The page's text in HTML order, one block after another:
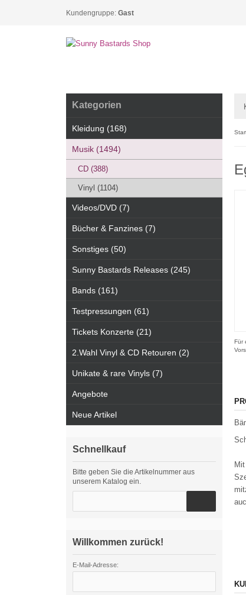
Kundengruppe: Gast
Für
Kategorien
Kleidung (168)
Musik (1494)
CD (388)
Vinyl (1104)
Videos/DVD (7)
Bücher & Fanzines (7)
Sonstiges (50)
Sunny Bastards Releases (245)
Bands (161)
Testpressungen (61)
Tickets Konzerte (21)
2.Wahl Vinyl & CD Retouren (2)
Unikate & rare Vinyls (7)
Angebote
Neue Artikel
Schnellkauf
Bitte geben Sie die Artikelnummer aus
unserem Katalog ein.
Willkommen zurück!
E-Mail-Adresse: